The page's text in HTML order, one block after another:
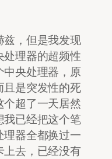
兹，但是我发现
理器的超频性
中央处理器，原
且是突发性的死
超了一天居然
我已经把这个笔
器全都换过一
上去，已经没有